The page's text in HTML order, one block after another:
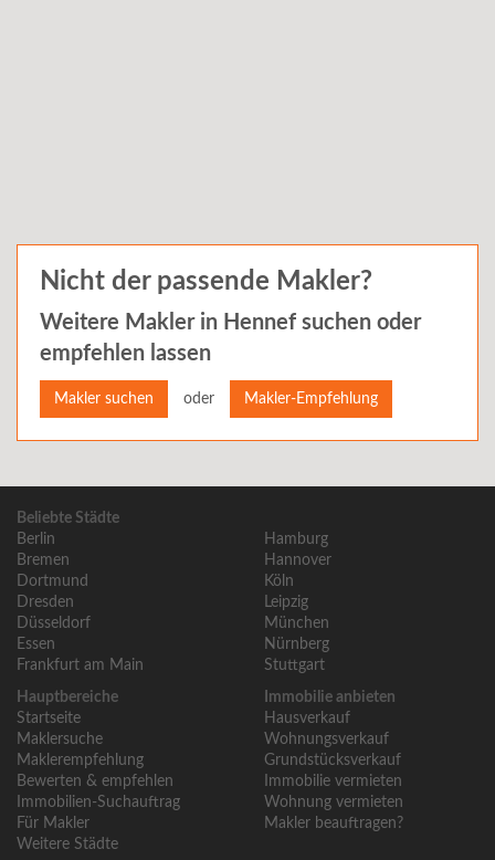
Nicht der passende Makler?
Weitere Makler in Hennef suchen oder
empfehlen lassen
Makler suchen oder Makler-Empfehlung
Beliebte Städte
Berlin
Bremen
Dortmund
Dresden
Düsseldorf
Essen
Frankfurt am Main
Hamburg
Hannover
Köln
Leipzig
München
Nürnberg
Stuttgart
Hauptbereiche
Startseite
Maklersuche
Maklerempfehlung
Bewerten & empfehlen
Immobilien-Suchauftrag
Für Makler
Weitere Städte
Immobilie anbieten
Hausverkauf
Wohnungsverkauf
Grundstücksverkauf
Immobilie vermieten
Wohnung vermieten
Makler beauftragen?